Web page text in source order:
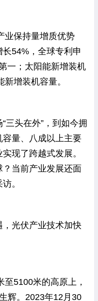
保持量增质优势
54%，全球专利申
一；太阳能新增装机
增装机容量。
头在外”，到如今拥
量、八成以上主要
现了跨越式发展。
当前产业发展还面
。
光伏产业技术加快
5100米的高原上，
辉。2023年12月30